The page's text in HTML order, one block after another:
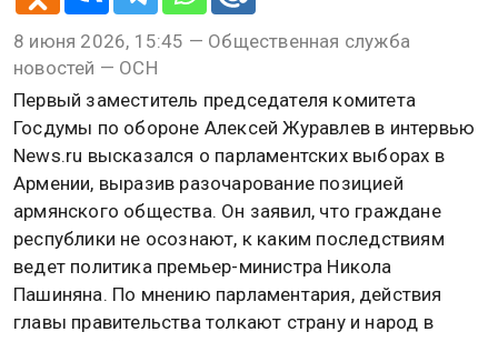
8 июня 2026, 15:45 — Общественная служба
новостей — ОСН
Первый заместитель председателя комитета
Госдумы по обороне Алексей Журавлев в интервью
News.ru высказался о парламентских выборах в
Армении, выразив разочарование позицией
армянского общества. Он заявил, что граждане
республики не осознают, к каким последствиям
ведет политика премьер-министра Никола
Пашиняна. По мнению парламентария, действия
главы правительства толкают страну и народ в